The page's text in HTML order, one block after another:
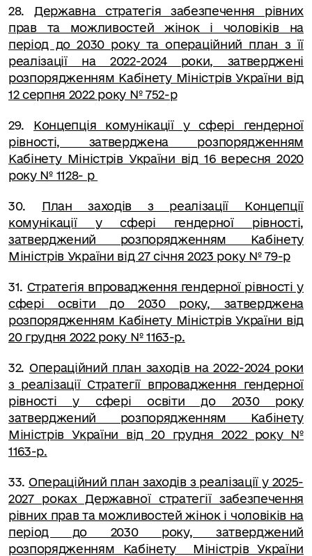
28. Державна стратегія забезпечення рівних
прав та можливостей жінок і чоловіків на
період до 2030 року та операційний план з її
реалізації на 2022-2024 роки, затверджені
розпорядженням Кабінету Міністрів України від
12 серпня 2022 року № 752-р
29. Концепція комунікації у сфері гендерної
рівності, затверджена розпорядженням
Кабінету Міністрів України від 16 вересня 2020
року № 1128- р
30. План заходів з реалізації Концепції
комунікації у сфері гендерної рівності,
затверджений розпорядженням Кабінету
Міністрів України від 27 січня 2023 року № 79-р
31. Стратегія впровадження гендерної рівності у
сфері освіти до 2030 року, затверджена
розпорядженням Кабінету Міністрів України від
20 грудня 2022 року № 1163-р.
32. Операційний план заходів на 2022-2024 роки
з реалізації Стратегії впровадження гендерної
рівності у сфері освіти до 2030 року
затверджений розпорядженням Кабінету
Міністрів України від 20 грудня 2022 року №
1163-р.
33. Операційний план заходів з реалізації у 2025-
2027 роках Державної стратегії забезпечення
рівних прав та можливостей жінок і чоловіків на
період до 2030 року, затверджений
розпорядженням Кабінету Міністрів України